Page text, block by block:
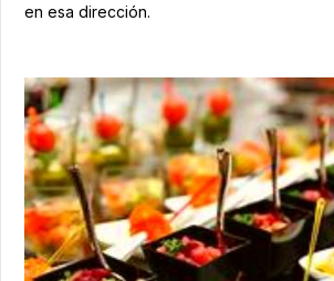
en esa dirección.